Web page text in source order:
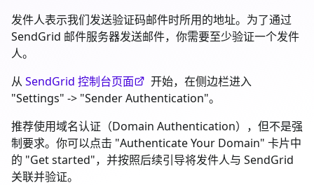
发件人表示我们发送验证码邮件时所用的地址。为了通过
SendGrid 邮件服务器发送邮件，你需要至少验证一个发件
人。
从 SendGrid 控制台页面
开始，在侧边栏进入
"Settings" -> "Sender Authentication"。
推荐使用域名认证（Domain Authentication），但不是强
制要求。你可以点击 "Authenticate Your Domain" 卡片中
的 "Get started"，并按照后续引导将发件人与 SendGrid
关联并验证。